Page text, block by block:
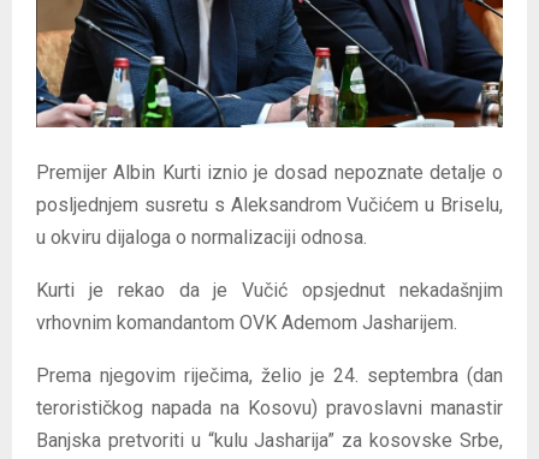
U
Premijer Albin Kurti iznio je dosad nepoznate detalje o
posljednjem susretu s Aleksandrom Vučićem u Briselu,
u okviru dijaloga o normalizaciji odnosa.
Kurti je rekao da je Vučić opsjednut nekadašnjim
vrhovnim komandantom OVK Ademom Jasharijem.
Prema njegovim riječima, želio je 24. septembra (dan
terorističkog napada na Kosovu) pravoslavni manastir
Banjska pretvoriti u “kulu Jasharija” za kosovske Srbe,